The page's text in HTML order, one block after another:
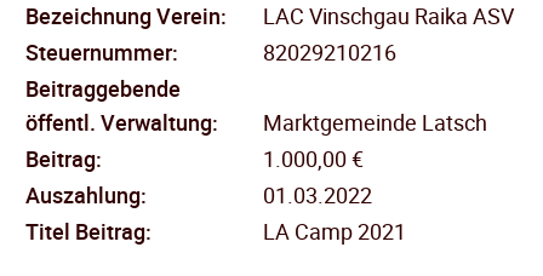
Bezeichnung Verein:
LAC Vinschgau Raika ASV
Steuernummer:
82029210216
Beitraggebende
öffentl. Verwaltung:
Marktgemeinde Latsch
Beitrag:
1.000,00 €
Auszahlung:
01.03.2022
Titel Beitrag:
LA Camp 2021